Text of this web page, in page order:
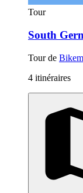
Tour
South
Tour de
4 itinéraires